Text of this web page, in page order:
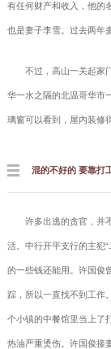
有任何财产和收入，他的
也是妻子李雪。过去两年
不过，高山一关起家门
华一水之隔的北温哥华市
璃窗可以看到，屋内装修
混的不好的 要靠打
许多出逃的贪官，并不
活。中行开平支行的主犯
的一些钱还能用。许国俊
踪，所以一直找不到工作
个小镇的中餐馆里当上了
热油严重烫伤。许国俊接